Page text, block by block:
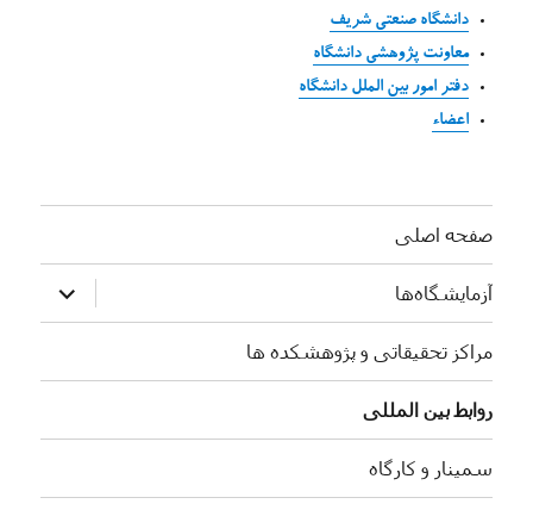
دانشگاه صنعتی شریف
معاونت پژوهشی دانشگاه
دفتر امور بین الملل دانشگاه
اعضاء
صفحه اصلی
آزمایشگاه‌ها
بازکردن
زیرفهرست
مراکز تحقیقاتی و پژوهشکده ها
روابط بین المللی
سمینار و کارگاه